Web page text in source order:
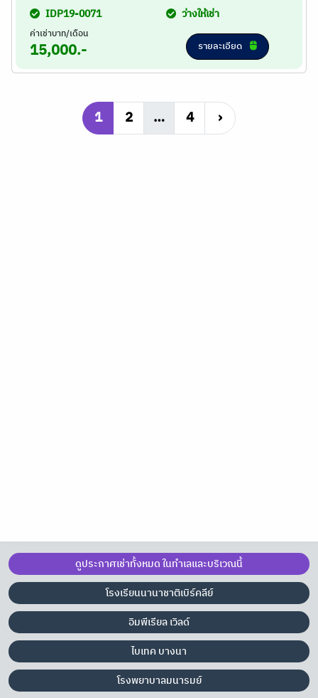
IDP19-0071 ว่างให้เช่า
ค่าเช่าบาท/เดือน
15,000.- รายละเอียด
1 2 … 4 ›
ดูประกาศเช่าทั้งหมด ในทำเลและบริเวณนี้
โรงเรียนนานาชาติเบิร์คลีย์
อิมพีเรียล เวิลด์
ไบเทค บางนา
โรงพยาบาลมนารมย์